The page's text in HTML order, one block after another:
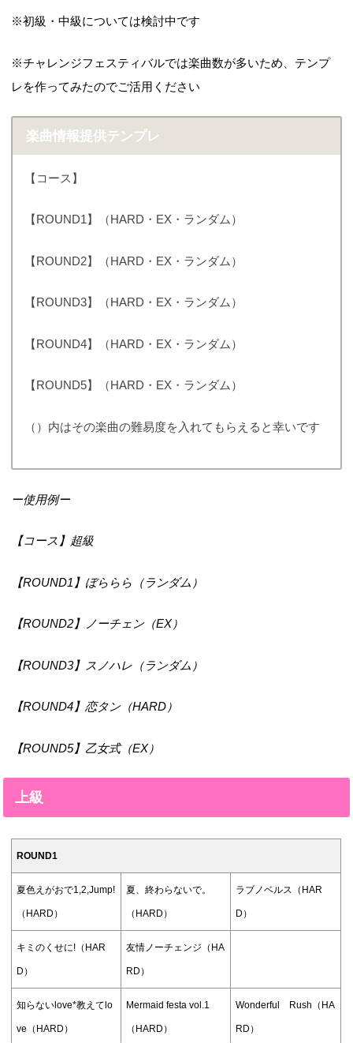
※初級・中級については検討中です
※チャレンジフェスティバルでは楽曲数が多いため、テンプ
レを作ってみたのでご活用ください
楽曲情報提供テンプレ
【コース】
【ROUND1】（HARD・EX・ランダム）
【ROUND2】（HARD・EX・ランダム）
【ROUND3】（HARD・EX・ランダム）
【ROUND4】（HARD・EX・ランダム）
【ROUND5】（HARD・EX・ランダム）
（）内はその楽曲の難易度を入れてもらえると幸いです
ー使用例ー
【コース】超級
【ROUND1】ぼららら（ランダム）
【ROUND2】ノーチェン（EX）
【ROUND3】スノハレ（ランダム）
【ROUND4】恋タン（HARD）
【ROUND5】乙女式（EX）
上級
ROUND1
夏色えがおで1,2,Jump!
（HARD）
夏、終わらないで。
（HARD）
ラブノベルス（HAR
D）
キミのくせに!（HAR
D）
友情ノーチェンジ（HA
RD）
知らないlove*教えてlo
ve（HARD）
Mermaid festa vol.1
（HARD）
Wonderful Rush（HA
RD）